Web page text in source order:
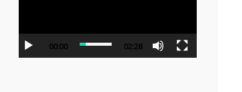
00:00 02:28